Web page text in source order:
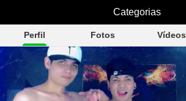
TheShamefulBoys
Perfil Fotos Vídeos
Categorias